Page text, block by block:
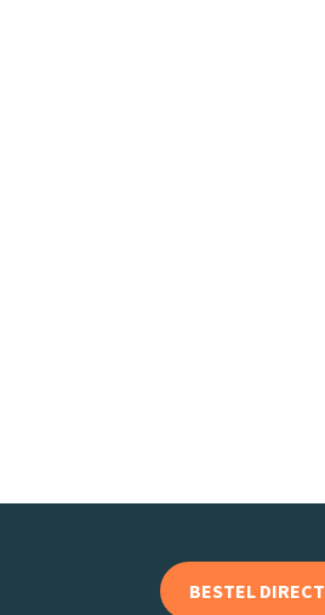
BESTEL DIRECT